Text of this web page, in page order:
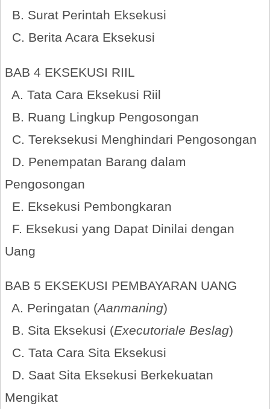
B. Surat Perintah Eksekusi
C. Berita Acara Eksekusi
BAB 4 EKSEKUSI RIIL
A. Tata Cara Eksekusi Riil
B. Ruang Lingkup Pengosongan
C. Tereksekusi Menghindari Pengosongan
D. Penempatan Barang dalam
Pengosongan
E. Eksekusi Pembongkaran
F. Eksekusi yang Dapat Dinilai dengan
Uang
BAB 5 EKSEKUSI PEMBAYARAN UANG
A. Peringatan (Aanmaning)
B. Sita Eksekusi (Executoriale Beslag)
C. Tata Cara Sita Eksekusi
D. Saat Sita Eksekusi Berkekuatan
Mengikat